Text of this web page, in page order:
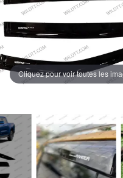
Cliquez pour voir toutes les